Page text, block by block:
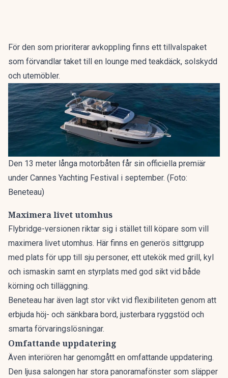
För den som prioriterar avkoppling finns ett tillvalspaket
som förvandlar taket till en lounge med teakdäck, solskydd
och utemöbler.
Den 13 meter långa motorbåten får sin officiella premiär
under Cannes Yachting Festival i september. (Foto:
Beneteau)
Maximera livet utomhus
Flybridge-versionen riktar sig i stället till köpare som vill
maximera livet utomhus. Här finns en generös sittgrupp
med plats för upp till sju personer, ett utekök med grill, kyl
och ismaskin samt en styrplats med god sikt vid både
körning och tilläggning.
Beneteau har även lagt stor vikt vid flexibiliteten genom att
erbjuda höj- och sänkbara bord, justerbara ryggstöd och
smarta förvaringslösningar.
Omfattande uppdatering
Även interiören har genomgått en omfattande uppdatering.
Den ljusa salongen har stora panoramafönster som släpper